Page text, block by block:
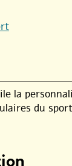
la
du